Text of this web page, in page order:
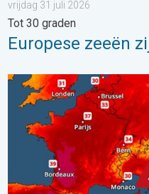
vrijdag 31 juli 2026
Tot 30 graden
Europese zeeën
Ernstige bosbranden in